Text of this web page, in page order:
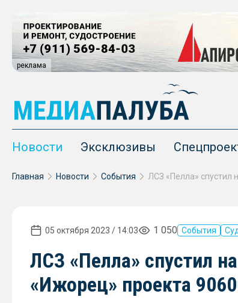
реклама
Новости Эксклюзивы
Главная Новости События
05 октября 2023 / 14:03 1 050 События
ЛСЗ «Пелла» спустил
«Ижорец» проекта